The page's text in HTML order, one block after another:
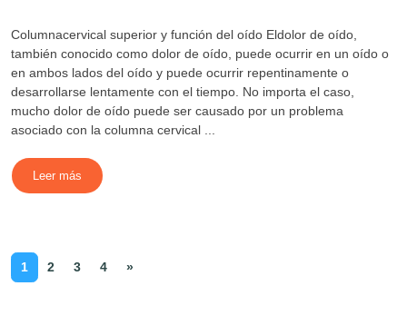
Columnacervical superior y función del oído Eldolor de oído,
también conocido como dolor de oído, puede ocurrir en un oído o
en ambos lados del oído y puede ocurrir repentinamente o
desarrollarse lentamente con el tiempo. No importa el caso,
mucho dolor de oído puede ser causado por un problema
asociado con la columna cervical ...
Leer más
1 2 3 4 »